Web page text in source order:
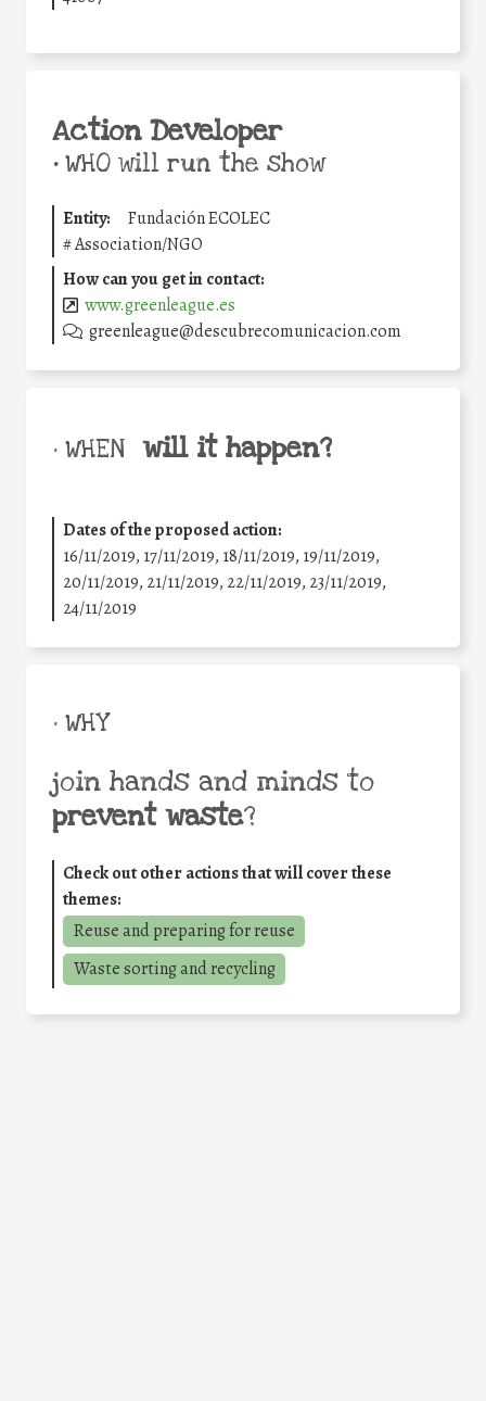
Action Developer
•WHO will run the show
Entity:
Fundación ECOLEC
#Association/NGO
How can you get in contact:
www.greenleague.es
greenleague@descubrecomunicacion.com
• WHEN will it happen?
Dates of the proposed action:
16/11/2019, 17/11/2019, 18/11/2019, 19/11/2019,
20/11/2019, 21/11/2019, 22/11/2019, 23/11/2019,
24/11/2019
• WHY
join hands and minds to
prevent waste?
Check out other actions that will cover these
themes:
Reuse and preparing for reuse
Waste sorting and recycling